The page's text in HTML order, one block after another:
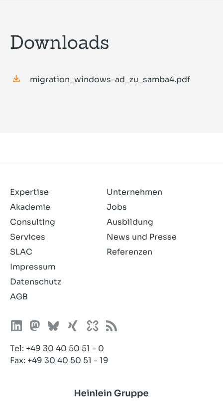
Downloads
migration_windows-ad_zu_samba4.pdf
Expertise
Akademie
Consulting
Services
SLAC
Unternehmen
Jobs
Ausbildung
News und Presse
Referenzen
Impressum
Datenschutz
AGB
Tel: +49 30 40 50 51 - 0
Fax: +49 30 40 50 51 - 19